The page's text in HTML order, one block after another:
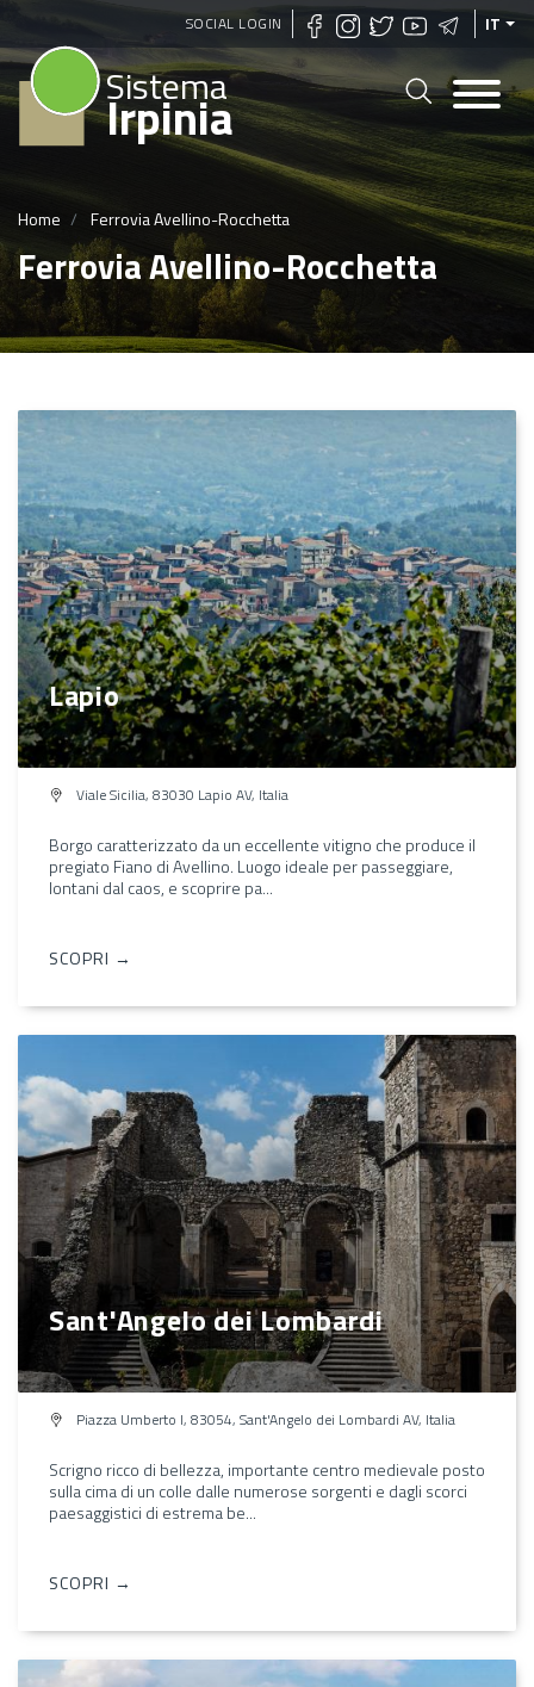
Salta
al
contenuto
principale
SOCIAL LOGIN IT
Sistema
Irpinia
Home Ferrovia Avellino-Rocchetta
Ferrovia Avellino-Rocchetta
Lapio
Viale Sicilia, 83030 Lapio AV, Italia
Borgo caratterizzato da un eccellente vitigno che produce il
pregiato Fiano di Avellino. Luogo ideale per passeggiare,
lontani dal caos, e scoprire pa...
SCOPRI →
Sant'Angelo dei Lombardi
Piazza Umberto I, 83054, Sant'Angelo dei Lombardi AV, Italia
Scrigno ricco di bellezza, importante centro medievale posto
sulla cima di un colle dalle numerose sorgenti e dagli scorci
paesaggistici di estrema be...
SCOPRI →